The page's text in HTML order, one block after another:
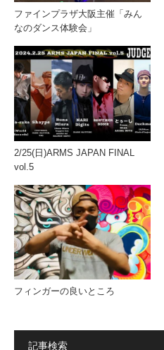
ファインプラザ大阪主催「みん
なのダンス体験会」
2/25(日)ARMS JAPAN FINAL
vol.5
フィンガーの良いところ
記事検索